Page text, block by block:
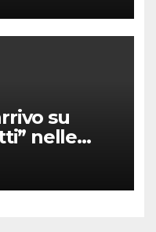
su
nelle
solo